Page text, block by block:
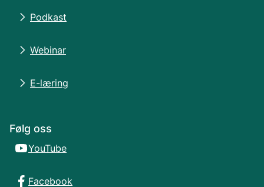
Podkast
Webinar
E-læring
Følg oss
YouTube
Facebook